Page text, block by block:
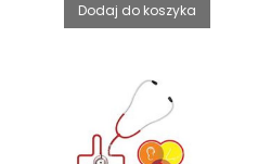
Dodaj do koszyka